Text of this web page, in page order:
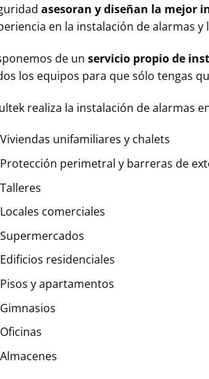
asesoran y diseñan la mejor
en la instalación de alarmas
de un servicio propio de
los equipos para que sólo tengas
realiza la instalación de alarmas
Viviendas unifamiliares y chalets
Protección perimetral y barreras de
Talleres
Locales comerciales
Supermercados
Edificios residenciales
Pisos y apartamentos
Gimnasios
Oficinas
Almacenes